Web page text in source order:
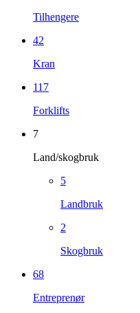
Tilhengere
42
Kran
117
Forklifts
7
Land/skogbruk
5
Landbruk
2
Skogbruk
68
Entreprenør